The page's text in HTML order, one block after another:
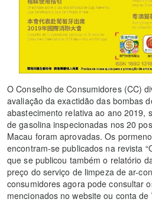
O Conselho de Consumidores (CC)
avaliação da exactidão das bombas
abastecimento relativa ao ano 2019,
de gasolina inspecionadas nos 20
Macau foram aprovadas. Os
encontram-se publicados na revista
que se publicou também o relatório
preço do serviço de limpeza de ar-
consumidores agora pode consultar
mencionados no website ou conta de